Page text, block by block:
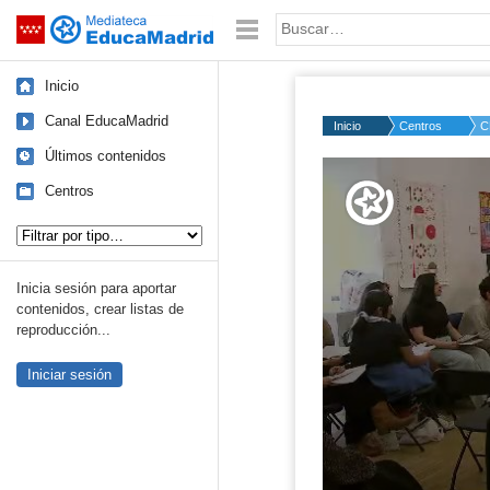
Saltar navegación Palabra o frase:
Inicio
Canal EducaMadrid
Últimos contenidos
Centros
Inicia sesión para aportar
contenidos, crear listas de
reproducción...
Iniciar sesión
Inicio Centros
50%